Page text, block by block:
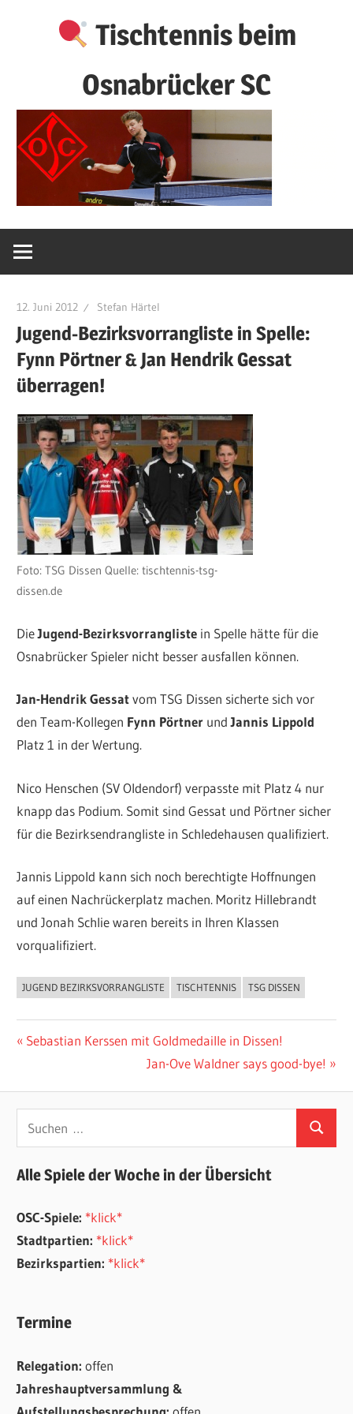
Tischtennis beim
Osnabrücker SC
12. Juni 2012 Stefan Härtel
Jugend-Bezirksvorrangliste in Spelle:
Fynn Pörtner & Jan Hendrik Gessat
überragen!
Foto: TSG Dissen Quelle: tischtennis-tsg-
dissen.de
DieJugend-Bezirksvorrangliste in Spelle hätte für die
Osnabrücker Spieler nicht besser ausfallen können.
Jan-Hendrik Gessatvom TSG Dissen sicherte sich vor
den Team-Kollegen Fynn Pörtner undJannis Lippold
Platz 1 in der Wertung.
Nico Henschen (SV Oldendorf) verpasste mit Platz 4 nur
knapp das Podium. Somit sind Gessat und Pörtner sicher
für die Bezirksendrangliste in Schledehausen qualifiziert.
Jannis Lippold kann sich noch berechtigte Hoffnungen
auf einen Nachrückerplatz machen. Moritz Hillebrandt
und Jonah Schlie waren bereits in Ihren Klassen
vorqualifiziert.
ALLGEMEIN
JUGEND BEZIRKSVORRANGLISTE TISCHTENNIS TSG DISSEN
Beitragsnavigation
Vorheriger
Sebastian Kerssen mit Goldmedaille in Dissen!
Nächster
Jan-Ove Waldner says good-bye!
Suchen
Alle Spiele der Woche in der Übersicht
OSC-Spiele: *klick*
Stadtpartien: *klick*
Bezirkspartien: *klick*
Termine
Relegation:offen
Jahreshauptversammlung &